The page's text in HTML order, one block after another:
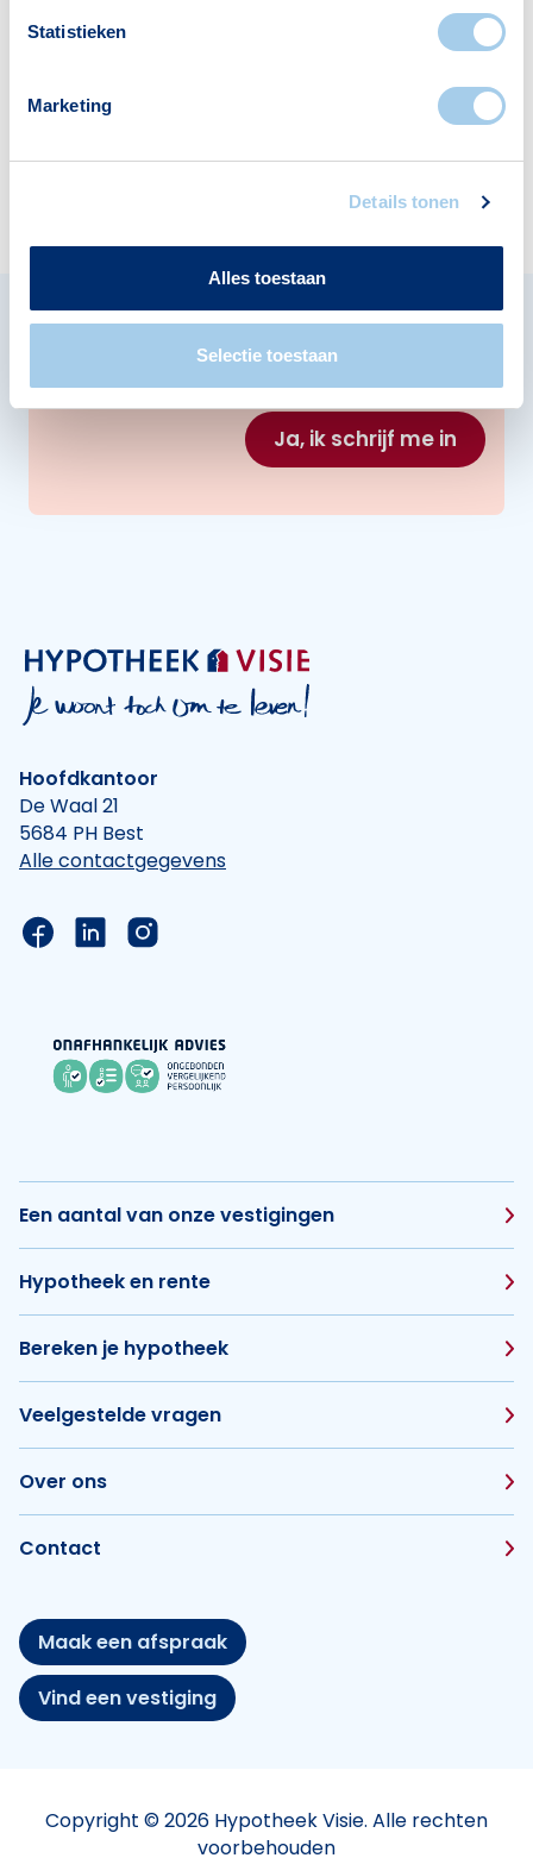
Statistieken
Marketing
Details tonen
Alles toestaan
Selectie toestaan
Blijf op de hoogte van het
Ja, ik schrijf me in
Hoofdkantoor
De Waal 21
5684 PH Best
Alle contactgegevens
Link naar de Facebook pagina van Hypotheek
Link naar de LinkedIn pagina van
Link naar de Instagram pagina van
Een aantal van onze vestigingen
Hypotheek en rente
Bereken je hypotheek
Veelgestelde vragen
Over ons
Contact
Maak een afspraak
Vind een vestiging
Copyright © 2026 Hypotheek Visie. Alle rechten
voorbehouden